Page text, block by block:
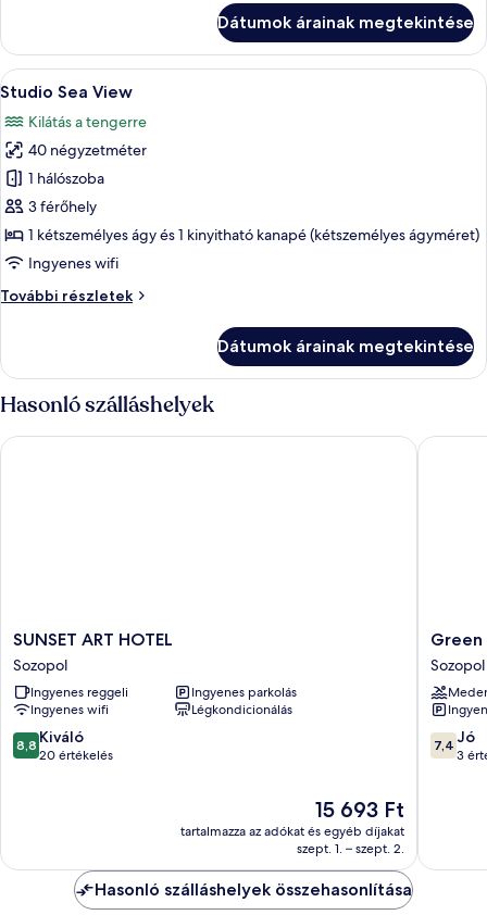
erkély
további
részletei
Dátumok árainak megtekintése
A
következő
szoba
összes
képének
megtekintése:
Studio
Sea
View
Egy modern szállodai szoba,
8
Studio Sea View
Kilátás a tengerre
40 négyzetméter
1 hálószoba
3 férőhely
1 kétszemélyes ágy és 1 kinyitható kanapé (kétszemélyes ágyméret)
Ingyenes wifi
További részletek
Studio
részletei
Dátumok árainak megtekintése
Hasonló szálláshelyek
SUNSET
ART
HOTEL
Sozopol
SUNSET ART HOTEL
Sozopol
Ingyenes reggeli
Ingyenes parkolás
Ingyenes wifi
Légkondicionálás
8.8
ennyiből:
8,8 Kiváló
20 értékelés
Az
15 693 Ft
15 693 Ft
tartalmazza az adókat és egyéb díjakat
szept. 1. – szept. 2.
SUNSET ART HOTEL
Green
Life
Antares
Sozopol
Sozopol
Sozopol
7.4
7,4 Jó
3
Green
Hasonló szálláshelyek összehasonlítása